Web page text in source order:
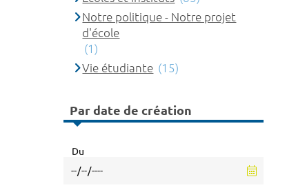
Notre politique - Notre projet
d'école
(1)
Vie étudiante (15)
Par date de création
Du